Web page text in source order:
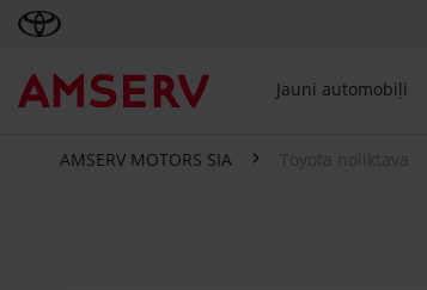
Jauni automobiļi
AMSERV MOTORS SIA Toyota noliktava